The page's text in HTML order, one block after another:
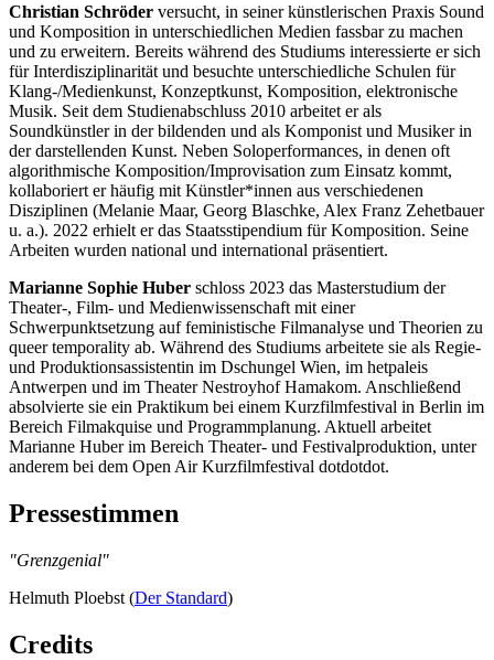
Christian Schröder versucht, in seiner künstlerischen Praxis Sound
und Komposition in unterschiedlichen Medien fassbar zu machen
und zu erweitern. Bereits während des Studiums interessierte er sich
für Interdisziplinarität und besuchte unterschiedliche Schulen für
Klang-/Medienkunst, Konzeptkunst, Komposition, elektronische
Musik. Seit dem Studienabschluss 2010 arbeitet er als
Soundkünstler in der bildenden und als Komponist und Musiker in
der darstellenden Kunst. Neben Soloperformances, in denen oft
algorithmische Komposition/Improvisation zum Einsatz kommt,
kollaboriert er häufig mit Künstler*innen aus verschiedenen
Disziplinen (Melanie Maar, Georg Blaschke, Alex Franz Zehetbauer
u. a.). 2022 erhielt er das Staatsstipendium für Komposition. Seine
Arbeiten wurden national und international präsentiert.
Marianne Sophie Huber schloss 2023 das Masterstudium der
Theater-, Film- und Medienwissenschaft mit einer
Schwerpunktsetzung auf feministische Filmanalyse und Theorien zu
queer temporality ab. Während des Studiums arbeitete sie als Regie-
und Produktionsassistentin im Dschungel Wien, im hetpaleis
Antwerpen und im Theater Nestroyhof Hamakom. Anschließend
absolvierte sie ein Praktikum bei einem Kurzfilmfestival in Berlin im
Bereich Filmakquise und Programmplanung. Aktuell arbeitet
Marianne Huber im Bereich Theater- und Festivalproduktion, unter
anderem bei dem Open Air Kurzfilmfestival dotdotdot.
Pressestimmen
"Grenzgenial"
Helmuth Ploebst (Der Standard)
Credits